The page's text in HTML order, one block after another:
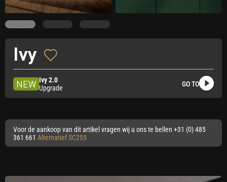
Ivy
NEW Ivy 2.0
Upgrade
GO TO
Voor de aankoop van dit artikel vragen wij u ons te bellen +31 (0) 485
361 661 AlternatiefSC255